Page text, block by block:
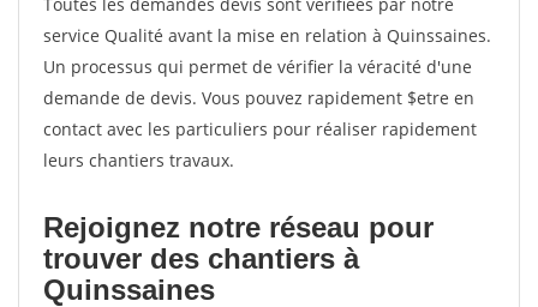
service Qualité avant la mise en relation à Quinssaines.
Un processus qui permet de vérifier la véracité d'une
demande de devis. Vous pouvez rapidement $etre en
contact avec les particuliers pour réaliser rapidement
leurs chantiers travaux.
Rejoignez notre réseau pour
trouver des chantiers à
Quinssaines